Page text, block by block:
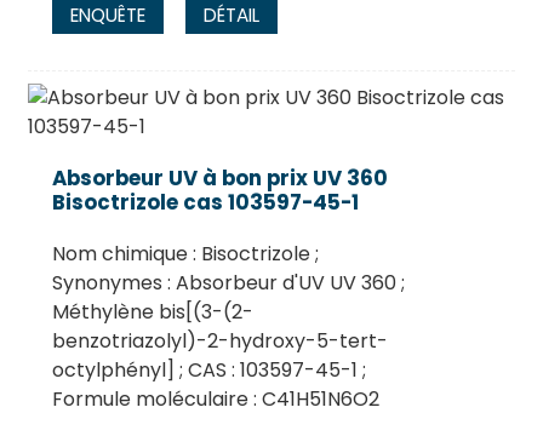
ENQUÊTE DÉTAIL
Absorbeur UV à bon prix UV 360
Bisoctrizole cas 103597-45-1
Nom chimique : Bisoctrizole ;
Synonymes : Absorbeur d'UV UV 360 ;
Méthylène bis[(3-(2-
benzotriazolyl)-2-hydroxy-5-tert-
octylphényl] ; CAS : 103597-45-1 ;
Formule moléculaire : C41H51N6O2